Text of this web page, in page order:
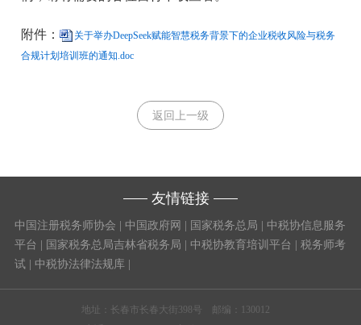
附件：
关于举办DeepSeek赋能智慧税务背景下的企业税收风险与税务
合规计划培训班的通知.doc
返回上一级
友情链接
中国注册税务师协会 中国政府网 国家税务总局
中税协信息服务
平台
国家税务总局吉林省税务局 中税协教育培训平台
税务师考
试
中税协法律法规库
地址：长春市长春大街398号 邮编：130012